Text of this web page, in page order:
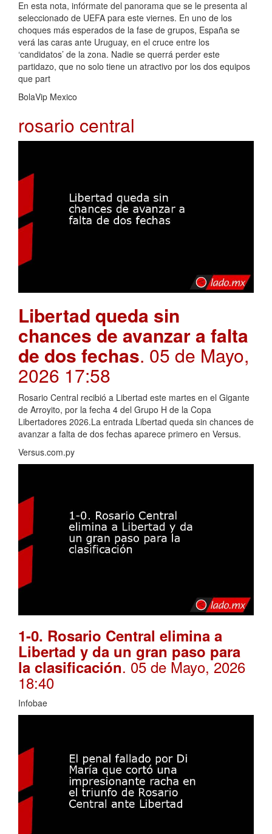
En esta nota, infórmate del panorama que se le presenta al
seleccionado de UEFA para este viernes. En uno de los
choques más esperados de la fase de grupos, España se
verá las caras ante Uruguay, en el cruce entre los
‘candidatos’ de la zona. Nadie se querrá perder este
partidazo, que no solo tiene un atractivo por los dos equipos
que part
BolaVip Mexico
rosario central
Libertad queda sin
chances de avanzar a falta
de dos fechas. 05 de Mayo,
2026 17:58
Rosario Central recibió a Libertad este martes en el Gigante
de Arroyito, por la fecha 4 del Grupo H de la Copa
Libertadores 2026.La entrada Libertad queda sin chances de
avanzar a falta de dos fechas aparece primero en Versus.
Versus.com.py
1-0. Rosario Central elimina a
Libertad y da un gran paso para
la clasificación. 05 de Mayo, 2026
18:40
Infobae